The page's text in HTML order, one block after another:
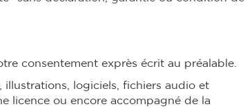
consentement exprès écrit au préalable.
illustrations, logiciels, fichiers audio et
licence ou encore accompagné de la